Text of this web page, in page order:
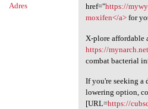
Adres
href="https://
moxifen</a>for
X-plore
https://
combat bacterial
If you're seeking a
lowering option,
[URL=https://